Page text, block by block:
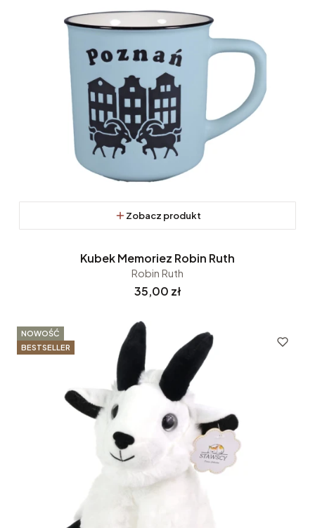
Zobacz produkt
Kubek Memoriez Robin Ruth
Robin Ruth
Cena
35,00 zł
BESTSELLER
NOWOŚĆ